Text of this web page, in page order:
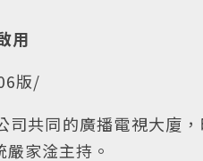
用
版/
司共同的廣播電視大廈
家淦主持。